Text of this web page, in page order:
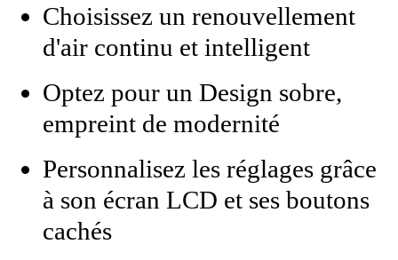
Choisissez un renouvellement
d'air continu et intelligent
Optez pour un Design sobre,
empreint de modernité
Personnalisez les réglages grâce
à son écran LCD et ses boutons
cachés